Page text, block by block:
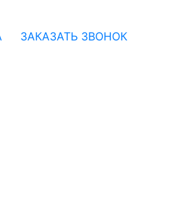
ЗАКАЗАТЬ ЗВОНОК